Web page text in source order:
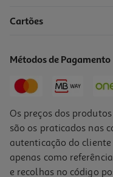
Cartões
Métodos de Pagamento
Os preços dos
são os praticados nas
autenticação do
apenas como
e recolhas no código